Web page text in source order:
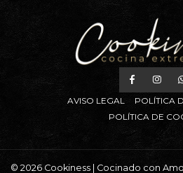
AVISO LEGAL
POLÍTICA
POLÍTICA DE
© 2026 Cookiness | Cocinado con